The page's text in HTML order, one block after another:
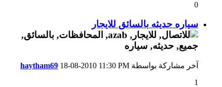
0
سياره حديثه بالسائق للايجار
آخر مشاركة بواسطة haytham69 18-08-2010 11:30 PM
1